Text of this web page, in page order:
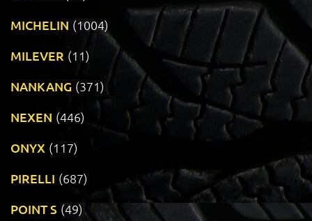
MICHELIN (1004)
MILEVER (11)
NANKANG (371)
NEXEN (446)
ONYX (117)
PIRELLI (687)
POINT S (49)